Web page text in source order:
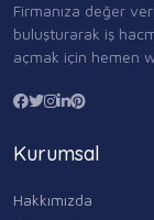
Firmanıza değer
buluşturarak iş
açmak için hemen
Kurumsal
Hakkımızda